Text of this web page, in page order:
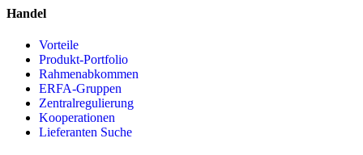
Handel
Vorteile
Produkt-Portfolio
Rahmenabkommen
ERFA-Gruppen
Zentralregulierung
Kooperationen
Lieferanten Suche